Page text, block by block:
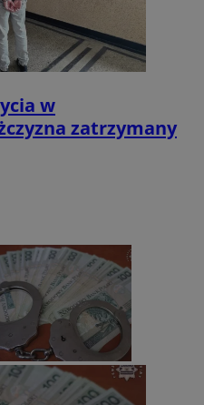
w
zatrzymany